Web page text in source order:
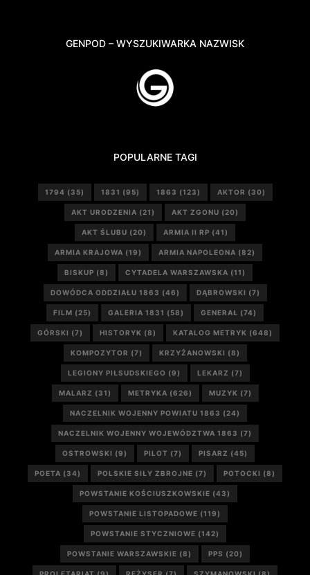
GENPOD – WYSZUKIWARKA NAZWISK
POPULARNE TAGI
1794 (35) 1831 (95) 1863 (123) AKTOR (30)
AKT URODZENIA (21) AKT ZGONU (20)
AKT ŚLUBU (20) ARMIA II RP (41)
ARMIA KRAJOWA (19) ARMIA NAPOLEONA (82)
BISKUP (8) CYTADELA WARSZAWSKA (11)
DOWÓDCA ODDZIAŁU 1863 (46) DĄBROWSKI (7)
FILM (25) GALERIA 1831 (58) GENERAŁ (74)
GÓRSKI (7) HISTORYK (8) KATALOG METRYK (648)
KOMPOZYTOR (7) KRZYŻANOWSKI (8)
LEGIONY PIŁSUDSKIEGO (9) LEKARZ (7)
MALARZ (31) METRYKA (626) MUZYK (7)
NACZELNIK WOJENNY POWIATU 1863 (24)
NACZELNIK WOJENNY WOJEWÓDZTWA 1863 (7)
OSTROWSKI (9) PILOT (7) PISARZ (45)
POETA (34) POLSKIE SIŁY ZBROJNE (7) POTOCKI (8)
POWSTANIE KOŚCIUSZKOWSKIE (43)
POWSTANIE LISTOPADOWE (119)
POWSTANIE STYCZNIOWE (142)
POWSTANIE WARSZAWSKIE (8) PPS (20)